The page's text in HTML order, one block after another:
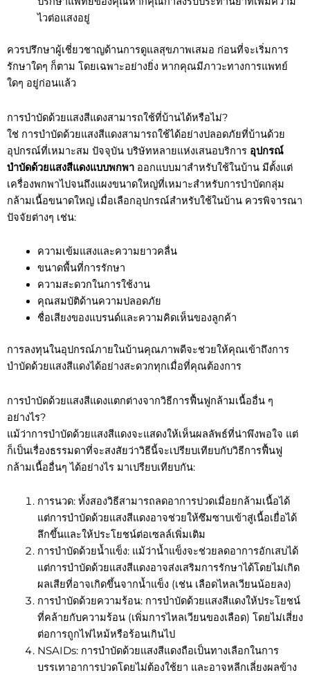
ไวต่อแสงอยู่
ควรปรึกษาผู้เชี่ยวชาญด้านการดูแลสุขภาพเสมอ ก่อนที่จะเริ่มการ
รักษาใดๆ ก็ตาม โดยเฉพาะอย่างยิ่ง หากคุณมีภาวะทางการแพทย์
ใดๆ อยู่ก่อนแล้ว
การบำบัดด้วยแสงสีแดงสามารถใช้ที่บ้านได้หรือไม่?
ใช่ การบำบัดด้วยแสงสีแดงสามารถใช้ได้อย่างปลอดภัยที่บ้านด้วย
อุปกรณ์ที่เหมาะสม ปัจจุบัน บริษัทหลายแห่งเสนอบริการ อุปกรณ์
บำบัดด้วยแสงสีแดงแบบพกพา ออกแบบมาสำหรับใช้ในบ้าน มีตั้งแต่
เครื่องพกพาไปจนถึงแผงขนาดใหญ่ที่เหมาะสำหรับการบำบัดกลุ่ม
กล้ามเนื้อขนาดใหญ่ เมื่อเลือกอุปกรณ์สำหรับใช้ในบ้าน ควรพิจารณา
ปัจจัยต่างๆ เช่น:
ความเข้มแสงและความยาวคลื่น
ขนาดพื้นที่การรักษา
ความสะดวกในการใช้งาน
คุณสมบัติด้านความปลอดภัย
ชื่อเสียงของแบรนด์และความคิดเห็นของลูกค้า
การลงทุนในอุปกรณ์ภายในบ้านคุณภาพดีจะช่วยให้คุณเข้าถึงการ
บำบัดด้วยแสงสีแดงได้อย่างสะดวกทุกเมื่อที่คุณต้องการ
การบำบัดด้วยแสงสีแดงแตกต่างจากวิธีการฟื้นฟูกล้ามเนื้ออื่น ๆ
อย่างไร?
แม้ว่าการบำบัดด้วยแสงสีแดงจะแสดงให้เห็นผลลัพธ์ที่น่าพึงพอใจ แต่
ก็เป็นเรื่องธรรมดาที่จะสงสัยว่าวิธีนี้จะเปรียบเทียบกับวิธีการฟื้นฟู
กล้ามเนื้ออื่นๆ ได้อย่างไร มาเปรียบเทียบกัน:
การนวด: ทั้งสองวิธีสามารถลดอาการปวดเมื่อยกล้ามเนื้อได้
แต่การบำบัดด้วยแสงสีแดงอาจช่วยให้ซึมซาบเข้าสู่เนื้อเยื่อได้
ลึกขึ้นและให้ประโยชน์ต่อเซลล์เพิ่มเติม
การบำบัดด้วยน้ำแข็ง: แม้ว่าน้ำแข็งจะช่วยลดอาการอักเสบได้
แต่การบำบัดด้วยแสงสีแดงอาจส่งเสริมการรักษาได้โดยไม่เกิด
ผลเสียที่อาจเกิดขึ้นจากน้ำแข็ง (เช่น เลือดไหลเวียนน้อยลง)
การบำบัดด้วยความร้อน: การบำบัดด้วยแสงสีแดงให้ประโยชน์
ที่คล้ายกับความร้อน (เพิ่มการไหลเวียนของเลือด) โดยไม่เสี่ยง
ต่อการถูกไฟไหม้หรือร้อนเกินไป
NSAIDs: การบำบัดด้วยแสงสีแดงถือเป็นทางเลือกในการ
บรรเทาอาการปวดโดยไม่ต้องใช้ยา และอาจหลีกเลี่ยงผลข้าง